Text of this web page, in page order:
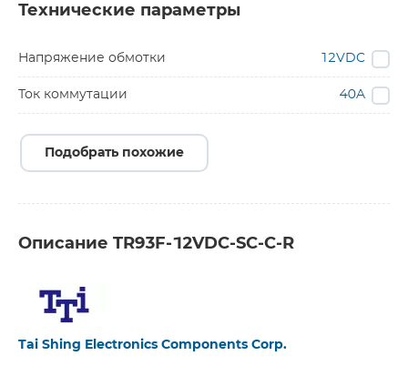
Технические параметры
Напряжение обмотки 12VDC
Ток коммутации 40A
Подобрать похожие
Описание TR93F-12VDC-SC-C-R
Tai Shing Electronics Components Corp.